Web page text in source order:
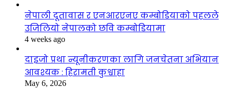
नेपाली दूतावास र एनआरएनए कम्बोडियाको पहलले
उजिलियो नेपालको छवि कम्बोडियामा
4 weeks ago
दाइजो प्रथा न्यूनीकरणका लागि जनचेतना अभियान
आवश्यक : हिरामती कुश्वाहा
May 6, 2026